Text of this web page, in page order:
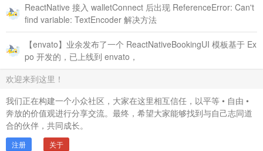
ReactNative 接入 walletConnect 后出现 ReferenceError: Can't
find variable: TextEncoder 解决方法
【envato】业余发布了一个 ReactNativeBookingUI 模板基于 Ex
po 开发的，已上线到 envato，
欢迎来到这里！
我们正在构建一个小众社区，大家在这里相互信任，以平等 • 自由 •
奔放的价值观进行分享交流。最终，希望大家能够找到与自己志同道
合的伙伴，共同成长。
注册 关于